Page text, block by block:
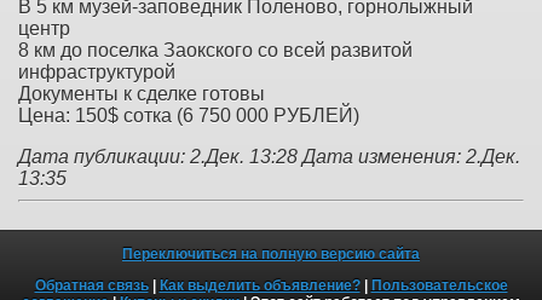
В 5 км музей-заповедник Поленово, горнолыжный
центр
8 км до поселка Заокского со всей развитой
инфраструктурой
Документы к сделке готовы
Цена: 150$ сотка (6 750 000 РУБЛЕЙ)
Дата публикации: 2.Дек. 13:28 Дата изменения: 2.Дек.
13:35
Переключиться на полную версию сайта
Обратная связь| Как выделить объявление?| Пользовательское